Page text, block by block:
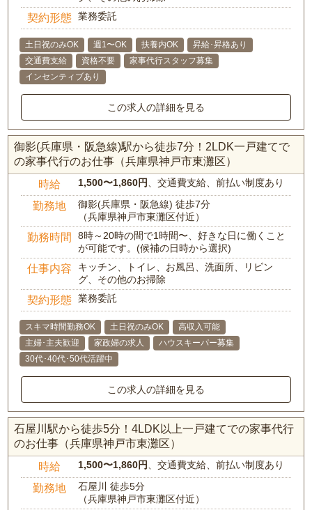
契約形態 業務委託
土日祝のみOK 週1〜OK 扶養内OK
昇給･昇格あり
交通費支給
資格不要
家事代行スタッフ募集
インセンティブあり
この求人の詳細を見る
御影(兵庫県・阪急線)駅から徒歩7分！2LDK一戸建てで
の家事代行のお仕事（兵庫県神戸市東灘区）
時給 1,500〜1,860円 、交通費支給、前払い制度あり
勤務地
御影(兵庫県・阪急線) 徒歩7分
（兵庫県神戸市東灘区付近）
勤務時間
8時～20時の間で1時間〜、好きな日に働くこと
が可能です。(候補の日時から選択)
仕事内容
キッチン、トイレ、お風呂、洗面所、リビン
グ、その他のお掃除
契約形態 業務委託
スキマ時間勤務OK 土日祝のみOK
高収入可能
主婦･主夫歓迎
家政婦の求人
ハウスキーパー募集
30代･40代･50代活躍中
この求人の詳細を見る
石屋川駅から徒歩5分！4LDK以上一戸建てでの家事代行
のお仕事（兵庫県神戸市東灘区）
時給 1,500〜1,860円 、交通費支給、前払い制度あり
勤務地
石屋川 徒歩5分
（兵庫県神戸市東灘区付近）